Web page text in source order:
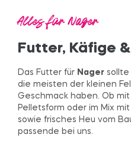
Alles für Nager
Futter, Käfige
Das Futter für Nager
die meisten der kleinen
Geschmack haben. Ob
Pelletsform oder im Mix
sowie frisches Heu vom
passende bei uns.